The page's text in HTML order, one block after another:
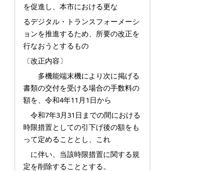
を促進し、本市における更な
るデジタル・トランスフォーメーシ
ョンを推進するため、所要の改正を
行なおうとするもの
〔改正内容〕
多機能端末機により次に掲げる
書類の交付を受ける場合の手数料の
額を、令和4年11月1日から
令和7年3月31日までの間における
時限措置としての引下げ後の額をも
って定めることとし、これ
に伴い、当該時限措置に関する規
定を削除することとする。